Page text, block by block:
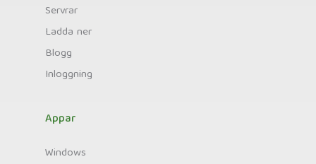
Servrar
Ladda ner
Blogg
Inloggning
Appar
Windows